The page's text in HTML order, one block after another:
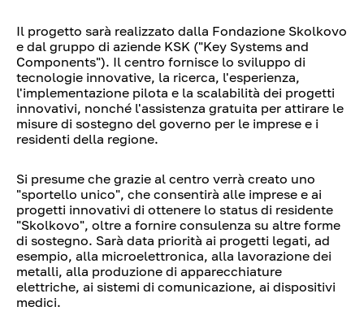
Il progetto sarà realizzato dalla Fondazione Skolkovo
e dal gruppo di aziende KSK ("Key Systems and
Components"). Il centro fornisce lo sviluppo di
tecnologie innovative, la ricerca, l'esperienza,
l'implementazione pilota e la scalabilità dei progetti
innovativi, nonché l'assistenza gratuita per attirare le
misure di sostegno del governo per le imprese e i
residenti della regione.
Si presume che grazie al centro verrà creato uno
"sportello unico", che consentirà alle imprese e ai
progetti innovativi di ottenere lo status di residente
"Skolkovo", oltre a fornire consulenza su altre forme
di sostegno. Sarà data priorità ai progetti legati, ad
esempio, alla microelettronica, alla lavorazione dei
metalli, alla produzione di apparecchiature
elettriche, ai sistemi di comunicazione, ai dispositivi
medici.